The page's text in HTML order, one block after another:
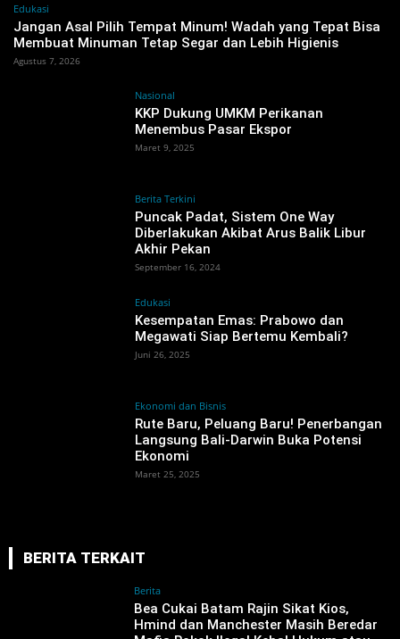
Edukasi
Jangan Asal Pilih Tempat Minum! Wadah yang Tepat Bisa
Membuat Minuman Tetap Segar dan Lebih Higienis
Agustus 7, 2026
Nasional
KKP Dukung UMKM Perikanan
Menembus Pasar Ekspor
Maret 9, 2025
Berita Terkini
Puncak Padat, Sistem One Way
Diberlakukan Akibat Arus Balik Libur
Akhir Pekan
September 16, 2024
Edukasi
Kesempatan Emas: Prabowo dan
Megawati Siap Bertemu Kembali?
Juni 26, 2025
Ekonomi dan Bisnis
Rute Baru, Peluang Baru! Penerbangan
Langsung Bali-Darwin Buka Potensi
Ekonomi
Maret 25, 2025
BERITA TERKAIT
Berita
‎Bea Cukai Batam Rajin Sikat Kios,
Hmind dan Manchester Masih Beredar